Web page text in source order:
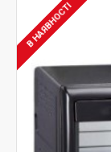
В НАЯВНОСТІ